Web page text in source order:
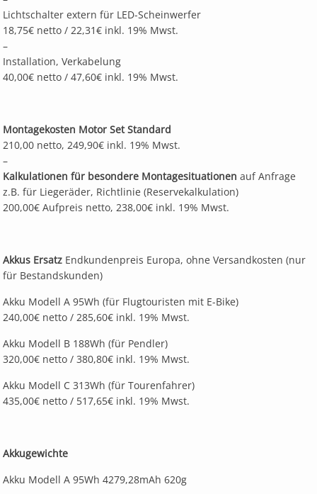
Lichtschalter extern für LED-Scheinwerfer
18,75€ netto / 22,31€ inkl. 19% Mwst.
–
Installation, Verkabelung
40,00€ netto / 47,60€ inkl. 19% Mwst.
Montagekosten Motor Set Standard
210,00 netto, 249,90€ inkl. 19% Mwst.
–
Kalkulationen für besondere Montagesituationen auf Anfrage
z.B. für Liegeräder, Richtlinie (Reservekalkulation)
200,00€ Aufpreis netto, 238,00€ inkl. 19% Mwst.
Akkus Ersatz Endkundenpreis Europa, ohne Versandkosten (nur
für Bestandskunden)
Akku Modell A 95Wh (für Flugtouristen mit E-Bike)
240,00€ netto / 285,60€ inkl. 19% Mwst.
Akku Modell B 188Wh (für Pendler)
320,00€ netto / 380,80€ inkl. 19% Mwst.
Akku Modell C 313Wh (für Tourenfahrer)
435,00€ netto / 517,65€ inkl. 19% Mwst.
Akkugewichte
Akku Modell A 95Wh 4279,28mAh 620g